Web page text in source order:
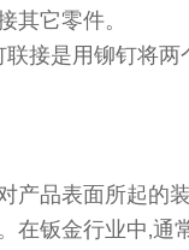
其它零件。
是用铆钉将两
品表面所起的装
在钣金行业中‚通